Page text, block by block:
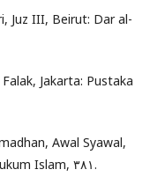
Juz III, Beirut: Dar al-
Jakarta: Pustaka
Awal Syawal,
Dan 10 Zulhijjah. Al Hurriyah: Jurnal Hukum Islam, ٣٨١.